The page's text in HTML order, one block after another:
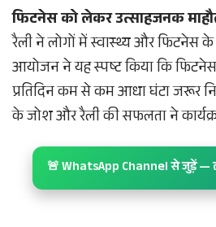
फिटनेस को लेकर उत्साहजनक
रैली ने लोगों में स्वास्थ्य और फिटनेस के
आयोजन ने यह स्पष्ट किया कि
प्रतिदिन कम से कम आधा घंटा जरूर
के जोश और रैली की सफलता ने
🚨 WhatsApp Channel से जुड़ें